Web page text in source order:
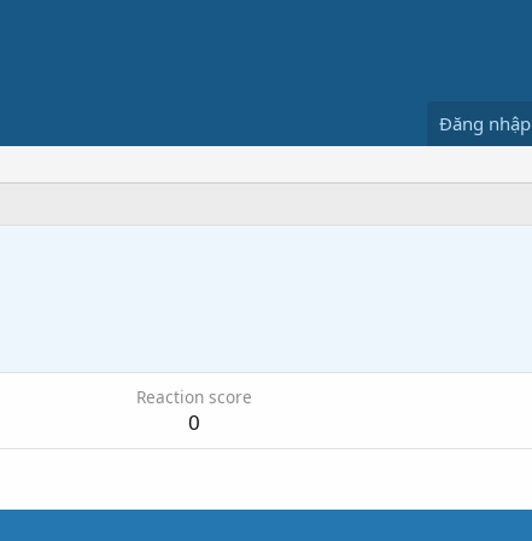
Đăng nhập
Reaction score
0